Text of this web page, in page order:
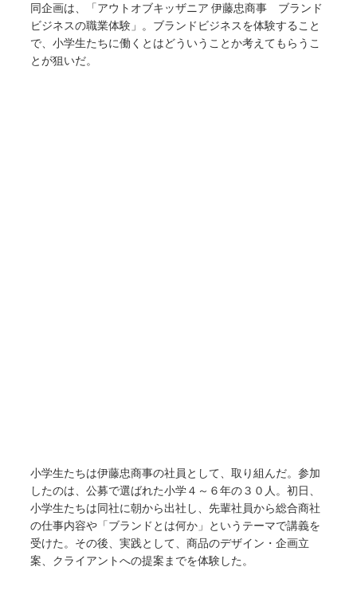
同企画は、「アウトオブキッザニア 伊藤忠商事 ブランド
ビジネスの職業体験」。ブランドビジネスを体験すること
で、小学生たちに働くとはどういうことか考えてもらうこ
とが狙いだ。
小学生たちは伊藤忠商事の社員として、取り組んだ。参加
したのは、公募で選ばれた小学４～６年の３０人。初日、
小学生たちは同社に朝から出社し、先輩社員から総合商社
の仕事内容や「ブランドとは何か」というテーマで講義を
受けた。その後、実践として、商品のデザイン・企画立
案、クライアントへの提案までを体験した。